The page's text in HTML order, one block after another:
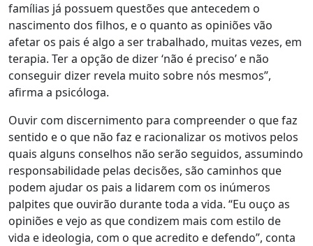
famílias já possuem questões que antecedem o
nascimento dos filhos, e o quanto as opiniões vão
afetar os pais é algo a ser trabalhado, muitas vezes, em
terapia. Ter a opção de dizer ‘não é preciso’ e não
conseguir dizer revela muito sobre nós mesmos”,
afirma a psicóloga.
Ouvir com discernimento para compreender o que faz
sentido e o que não faz e racionalizar os motivos pelos
quais alguns conselhos não serão seguidos, assumindo
responsabilidade pelas decisões, são caminhos que
podem ajudar os pais a lidarem com os inúmeros
palpites que ouvirão durante toda a vida. “Eu ouço as
opiniões e vejo as que condizem mais com estilo de
vida e ideologia, com o que acredito e defendo”, conta